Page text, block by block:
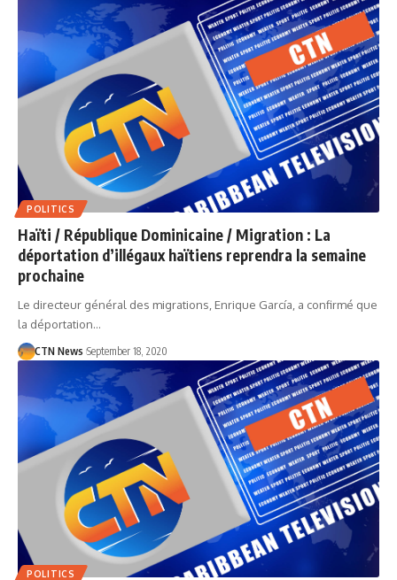
POLITICS
Haïti / République Dominicaine / Migration : La
déportation d’illégaux haïtiens reprendra la semaine
prochaine
Le directeur général des migrations, Enrique García, a confirmé que
la déportation…
CTN News September 18, 2020
POLITICS